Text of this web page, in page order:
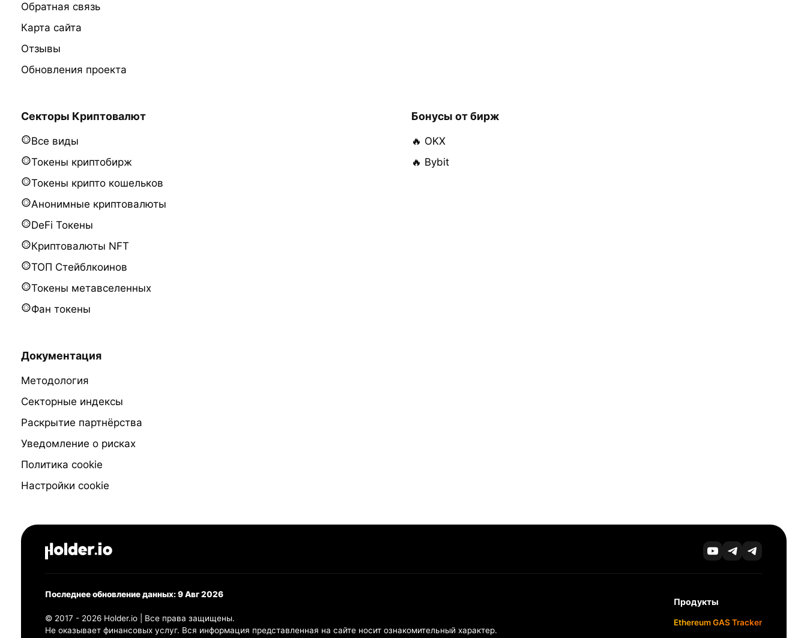
Обратная связь
Карта сайта
Отзывы
Обновления проекта
Секторы Криптовалют
Все виды
Токены криптобирж
Токены крипто кошельков
Анонимные криптовалюты
DeFi Токены
Криптовалюты NFT
ТОП Стейблкоинов
Токены метавселенных
Фан токены
Бонусы от бирж
🔥 OKX
🔥 Bybit
Документация
Методология
Секторные индексы
Раскрытие партнёрства
Уведомление о рисках
Политика cookie
Настройки cookie
Последнее обновление данных: 9 Авг 2026
© 2017 - 2026 Holder.io | Все права защищены.
Не оказывает финансовых услуг. Вся информация представленная на сайте носит ознакомительный характер.
Продукты
Ethereum GAS Tracker